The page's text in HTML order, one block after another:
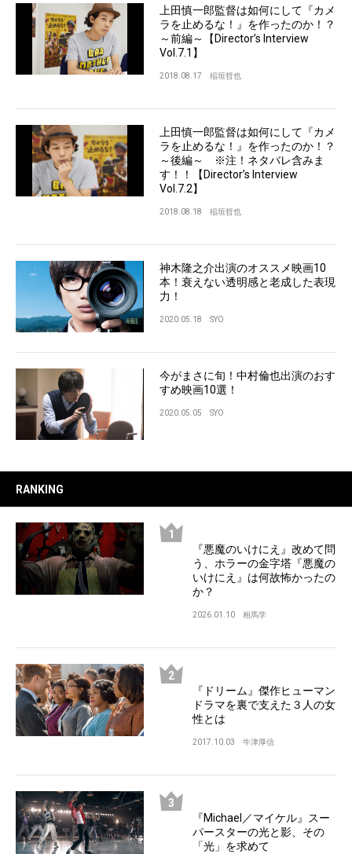
上田慎一郎監督は如何にして『カメ
ラを止めるな！』を作ったのか！？
～前編～【Director’s Interview
Vol.7.1】
2018.08.17 稲垣哲也
上田慎一郎監督は如何にして『カメ
ラを止めるな！』を作ったのか！？
～後編～ ※注！ネタバレ含みま
す！！【Director’s Interview
Vol.7.2】
2018.08.18 稲垣哲也
神木隆之介出演のオススメ映画10
本！衰えない透明感と老成した表現
力！
2020.05.18 SYO
今がまさに旬！中村倫也出演のおす
すめ映画10選！
2020.05.05 SYO
RANKING
『悪魔のいけにえ』改めて問
う、ホラーの金字塔『悪魔の
いけにえ』は何故怖かったの
か？
2026.01.10 相馬学
『ドリーム』傑作ヒューマン
ドラマを裏で支えた３人の女
性とは
2017.10.03 牛津厚信
『Michael／マイケル』スー
パースターの光と影、その
「光」を求めて